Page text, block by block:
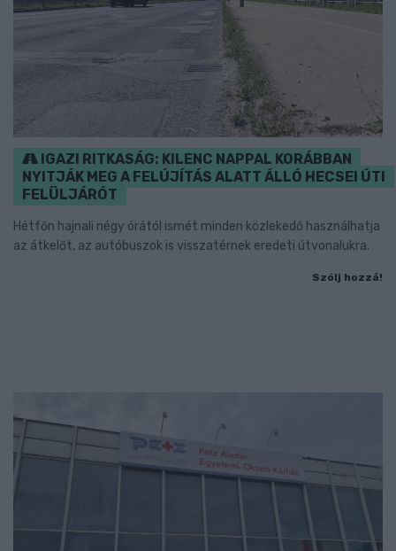
IGAZI RITKASÁG: KILENC NAPPAL KORÁBBAN
NYITJÁK MEG A FELÚJÍTÁS ALATT ÁLLÓ HECSEI ÚTI
FELÜLJÁRÓT
Hétfőn hajnali négy órától ismét minden közlekedő használhatja
az átkelőt, az autóbuszok is visszatérnek eredeti útvonalukra.
Szólj hozzá!